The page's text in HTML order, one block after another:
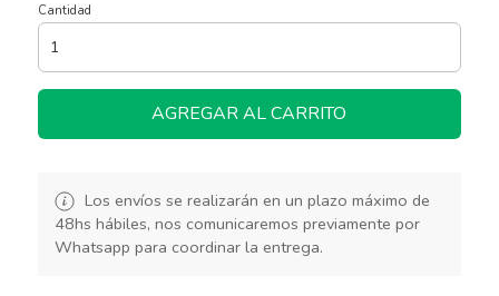
Cantidad
AGREGAR AL CARRITO
Los envíos se realizarán en un plazo máximo de
48hs hábiles, nos comunicaremos previamente por
Whatsapp para coordinar la entrega.